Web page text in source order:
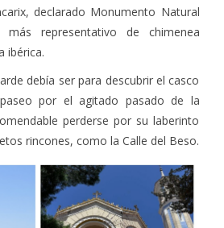
declarado Monumento Natural
representativo de chimenea
ibérica.
debía ser para descubrir el casco
por el agitado pasado de la
perderse por su laberinto
rincones, como la Calle del Beso.